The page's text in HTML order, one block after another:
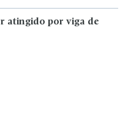
atingido por viga de